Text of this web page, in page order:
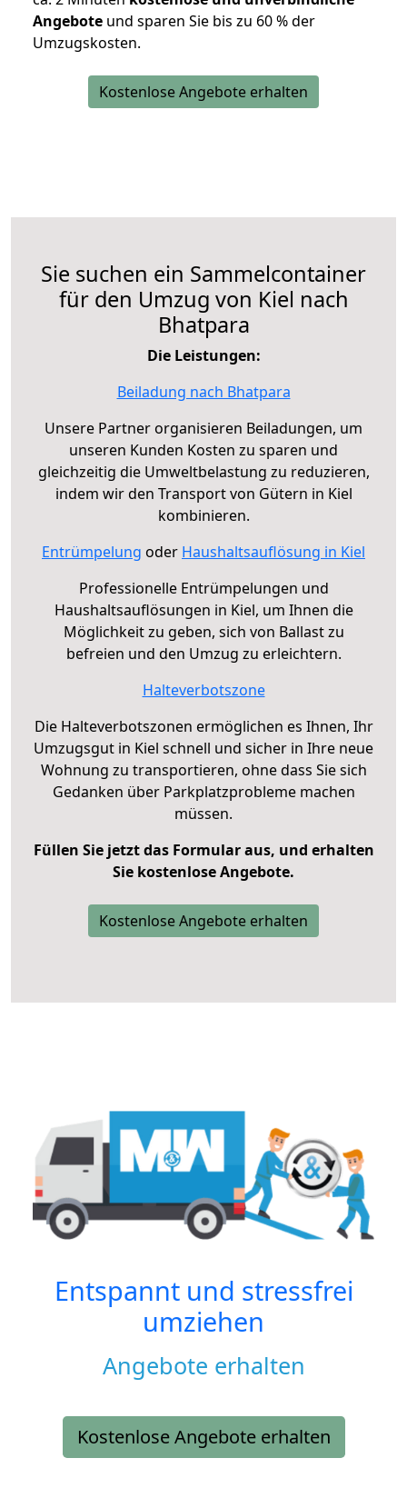
Angebote und sparen Sie bis zu 60 % der
Umzugskosten.
Kostenlose Angebote erhalten
Sie suchen ein Sammelcontainer
für den Umzug von Kiel nach
Bhatpara
Die Leistungen:
Beiladung nach Bhatpara
Unsere Partner organisieren Beiladungen, um
unseren Kunden Kosten zu sparen und
gleichzeitig die Umweltbelastung zu reduzieren,
indem wir den Transport von Gütern in Kiel
kombinieren.
Entrümpelung oder Haushaltsauflösung in Kiel
Professionelle Entrümpelungen und
Haushaltsauflösungen in Kiel, um Ihnen die
Möglichkeit zu geben, sich von Ballast zu
befreien und den Umzug zu erleichtern.
Halteverbotszone
Die Halteverbotszonen ermöglichen es Ihnen, Ihr
Umzugsgut in Kiel schnell und sicher in Ihre neue
Wohnung zu transportieren, ohne dass Sie sich
Gedanken über Parkplatzprobleme machen
müssen.
Füllen Sie jetzt das Formular aus, und erhalten
Sie kostenlose Angebote.
Kostenlose Angebote erhalten
Entspannt und stressfrei
umziehen
Angebote erhalten
Kostenlose Angebote erhalten